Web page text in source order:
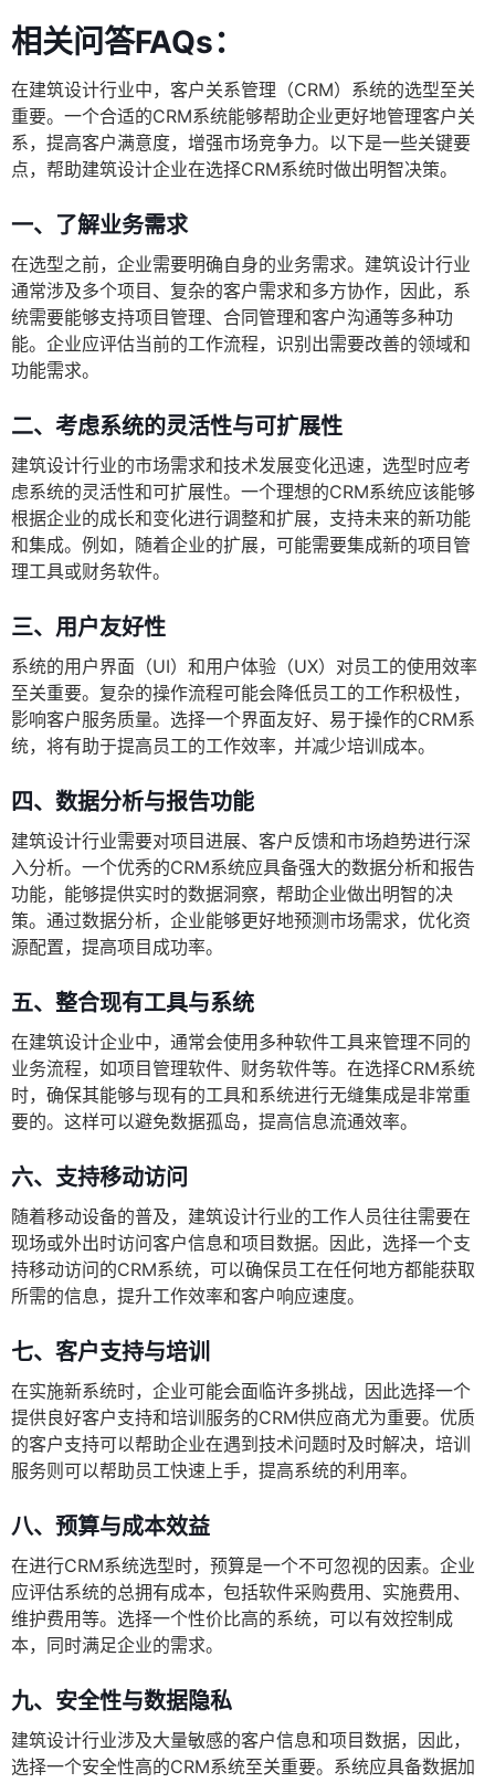
相关问答FAQs：
在建筑设计行业中，客户关系管理（CRM）系统的选型至关
重要。一个合适的CRM系统能够帮助企业更好地管理客户关
系，提高客户满意度，增强市场竞争力。以下是一些关键要
点，帮助建筑设计企业在选择CRM系统时做出明智决策。
一、了解业务需求
在选型之前，企业需要明确自身的业务需求。建筑设计行业
通常涉及多个项目、复杂的客户需求和多方协作，因此，系
统需要能够支持项目管理、合同管理和客户沟通等多种功
能。企业应评估当前的工作流程，识别出需要改善的领域和
功能需求。
二、考虑系统的灵活性与可扩展性
建筑设计行业的市场需求和技术发展变化迅速，选型时应考
虑系统的灵活性和可扩展性。一个理想的CRM系统应该能够
根据企业的成长和变化进行调整和扩展，支持未来的新功能
和集成。例如，随着企业的扩展，可能需要集成新的项目管
理工具或财务软件。
三、用户友好性
系统的用户界面（UI）和用户体验（UX）对员工的使用效率
至关重要。复杂的操作流程可能会降低员工的工作积极性，
影响客户服务质量。选择一个界面友好、易于操作的CRM系
统，将有助于提高员工的工作效率，并减少培训成本。
四、数据分析与报告功能
建筑设计行业需要对项目进展、客户反馈和市场趋势进行深
入分析。一个优秀的CRM系统应具备强大的数据分析和报告
功能，能够提供实时的数据洞察，帮助企业做出明智的决
策。通过数据分析，企业能够更好地预测市场需求，优化资
源配置，提高项目成功率。
五、整合现有工具与系统
在建筑设计企业中，通常会使用多种软件工具来管理不同的
业务流程，如项目管理软件、财务软件等。在选择CRM系统
时，确保其能够与现有的工具和系统进行无缝集成是非常重
要的。这样可以避免数据孤岛，提高信息流通效率。
六、支持移动访问
随着移动设备的普及，建筑设计行业的工作人员往往需要在
现场或外出时访问客户信息和项目数据。因此，选择一个支
持移动访问的CRM系统，可以确保员工在任何地方都能获取
所需的信息，提升工作效率和客户响应速度。
七、客户支持与培训
在实施新系统时，企业可能会面临许多挑战，因此选择一个
提供良好客户支持和培训服务的CRM供应商尤为重要。优质
的客户支持可以帮助企业在遇到技术问题时及时解决，培训
服务则可以帮助员工快速上手，提高系统的利用率。
八、预算与成本效益
在进行CRM系统选型时，预算是一个不可忽视的因素。企业
应评估系统的总拥有成本，包括软件采购费用、实施费用、
维护费用等。选择一个性价比高的系统，可以有效控制成
本，同时满足企业的需求。
九、安全性与数据隐私
建筑设计行业涉及大量敏感的客户信息和项目数据，因此，
选择一个安全性高的CRM系统至关重要。系统应具备数据加